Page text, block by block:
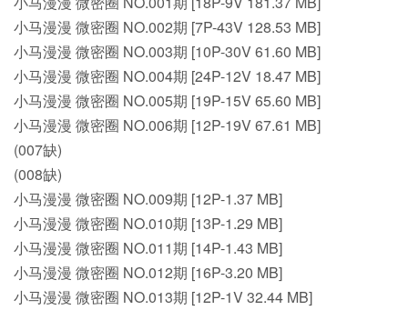
小马漫漫 微密圈 NO.002期 [7P-43V 128.53 MB]
小马漫漫 微密圈 NO.003期 [10P-30V 61.60 MB]
小马漫漫 微密圈 NO.004期 [24P-12V 18.47 MB]
小马漫漫 微密圈 NO.005期 [19P-15V 65.60 MB]
小马漫漫 微密圈 NO.006期 [12P-19V 67.61 MB]
(007缺)
(008缺)
小马漫漫 微密圈 NO.009期 [12P-1.37 MB]
小马漫漫 微密圈 NO.010期 [13P-1.29 MB]
小马漫漫 微密圈 NO.011期 [14P-1.43 MB]
小马漫漫 微密圈 NO.012期 [16P-3.20 MB]
小马漫漫 微密圈 NO.013期 [12P-1V 32.44 MB]